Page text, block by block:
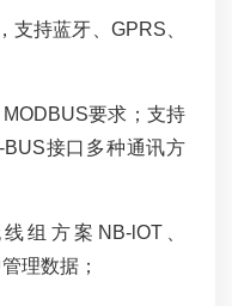
支持蓝牙、GPRS、
要求；支持
接口多种通讯方
组方案NB-lOT、
理数据；